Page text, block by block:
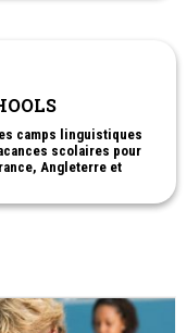
camps linguistiques
scolaires pour
Angleterre et